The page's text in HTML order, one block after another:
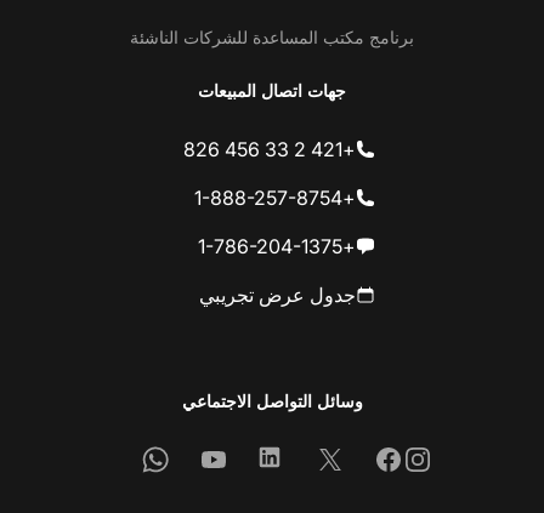
برنامج مكتب المساعدة للشركات الناشئة
جهات اتصال المبيعات
+421 2 33 456 826
+1-888-257-8754
+1-786-204-1375
جدول عرض تجريبي
وسائل التواصل الاجتماعي
Instagram
Facebook
X
Linkedin
Youtube
Whatsapp